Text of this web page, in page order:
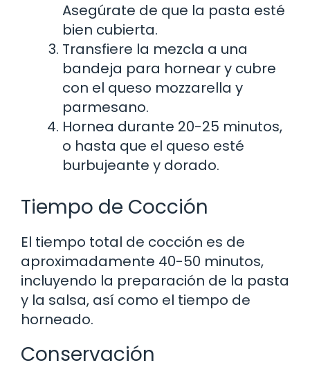
Asegúrate de que la pasta esté
bien cubierta.
Transfiere la mezcla a una
bandeja para hornear y cubre
con el queso mozzarella y
parmesano.
Hornea durante 20-25 minutos,
o hasta que el queso esté
burbujeante y dorado.
Tiempo de Cocción
El tiempo total de cocción es de
aproximadamente 40-50 minutos,
incluyendo la preparación de la pasta
y la salsa, así como el tiempo de
horneado.
Conservación